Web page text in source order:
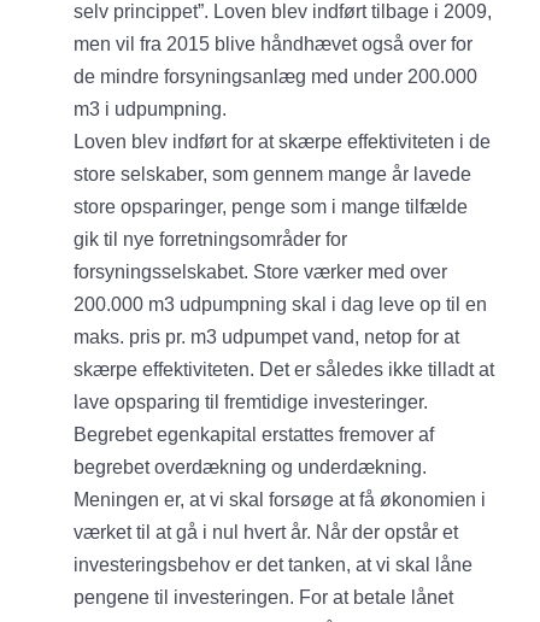
selv princippet”. Loven blev indført tilbage i 2009,
men vil fra 2015 blive håndhævet også over for
de mindre forsyningsanlæg med under 200.000
m3 i udpumpning.
Loven blev indført for at skærpe effektiviteten i de
store selskaber, som gennem mange år lavede
store opsparinger, penge som i mange tilfælde
gik til nye forretningsområder for
forsyningsselskabet. Store værker med over
200.000 m3 udpumpning skal i dag leve op til en
maks. pris pr. m3 udpumpet vand, netop for at
skærpe effektiviteten. Det er således ikke tilladt at
lave opsparing til fremtidige investeringer.
Begrebet egenkapital erstattes fremover af
begrebet overdækning og underdækning.
Meningen er, at vi skal forsøge at få økonomien i
værket til at gå i nul hvert år. Når der opstår et
investeringsbehov er det tanken, at vi skal låne
pengene til investeringen. For at betale lånet